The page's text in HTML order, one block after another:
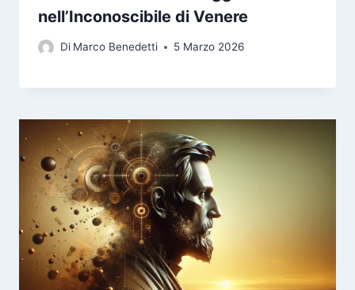
nell’Inconoscibile di Venere
Di Marco Benedetti 5 Marzo 2026